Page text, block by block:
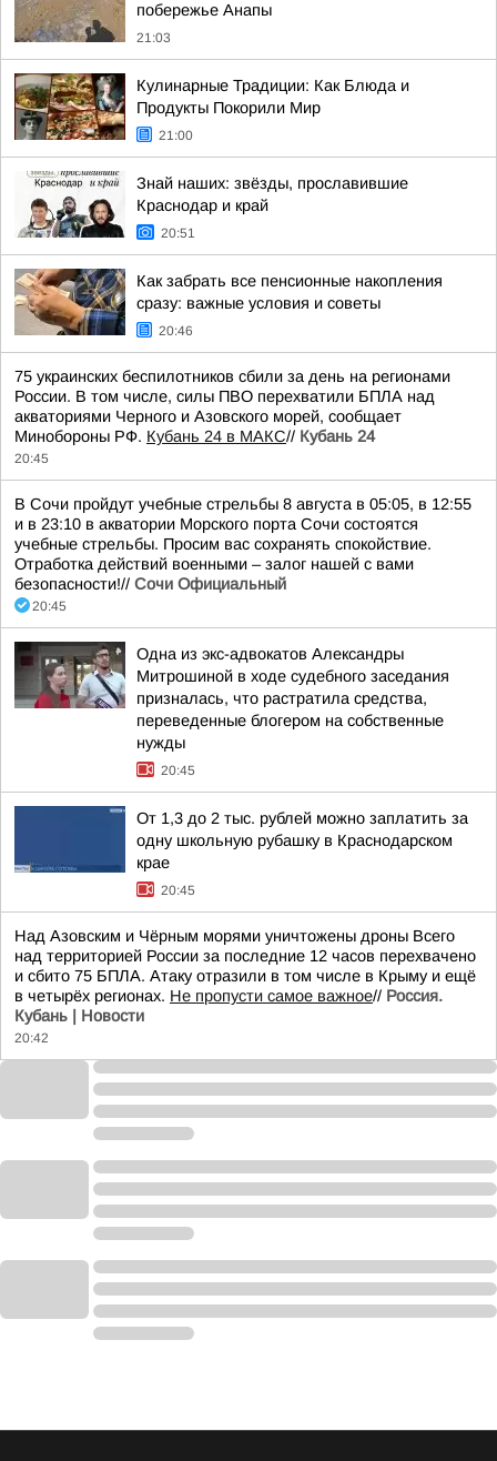
побережье Анапы
21:03
Кулинарные Традиции: Как Блюда и
Продукты Покорили Мир
21:00
Знай наших: звёзды, прославившие
Краснодар и край
20:51
Как забрать все пенсионные накопления
сразу: важные условия и советы
20:46
75 украинских беспилотников сбили за день на регионами
России. В том числе, силы ПВО перехватили БПЛА над
акваториями Черного и Азовского морей, сообщает
Минобороны РФ. Кубань 24 в МАКС// Кубань 24
20:45
В Сочи пройдут учебные стрельбы 8 августа в 05:05, в 12:55
и в 23:10 в акватории Морского порта Сочи состоятся
учебные стрельбы. Просим вас сохранять спокойствие.
Отработка действий военными – залог нашей с вами
безопасности!// Сочи Официальный
20:45
Одна из экс-адвокатов Александры
Митрошиной в ходе судебного заседания
призналась, что растратила средства,
переведенные блогером на собственные
нужды
20:45
От 1,3 до 2 тыс. рублей можно заплатить за
одну школьную рубашку в Краснодарском
крае
20:45
Над Азовским и Чёрным морями уничтожены дроны Всего
над территорией России за последние 12 часов перехвачено
и сбито 75 БПЛА. Атаку отразили в том числе в Крыму и ещё
в четырёх регионах. Не пропусти самое важное// Россия.
Кубань | Новости
20:42